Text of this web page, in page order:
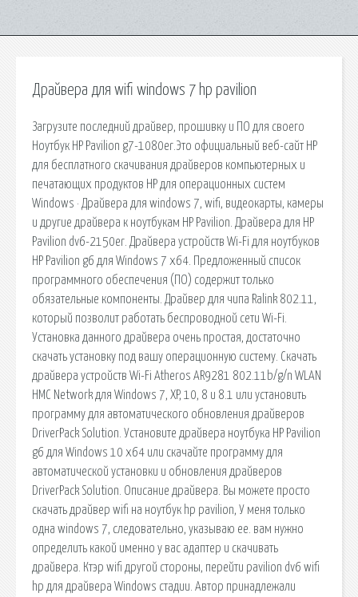
Драйвера для wifi windows 7 hp pavilion
Загрузите последний драйвер, прошивку и ПО для своего
Ноутбук HP Pavilion g7-1080er.Это официальный веб-сайт HP
для бесплатного скачивания драйверов компьютерных и
печатающих продуктов HP для операционных систем
Windows · Драйвера для windows 7, wifi, видеокарты, камеры
и другие драйвера к ноутбукам HP Pavilion. Драйвера для HP
Pavilion dv6-2150er. Драйвера устройств Wi-Fi для ноутбуков
HP Pavilion g6 для Windows 7 x64. Предложенный список
программного обеспечения (ПО) содержит только
обязательные компоненты. Драйвер для чипа Ralink 802.11,
который позволит работать беспроводной сети Wi-Fi.
Установка данного драйвера очень простая, достаточно
скачать установку под вашу операционную систему. Скачать
драйвера устройств Wi-Fi Atheros AR9281 802.11b/g/n WLAN
HMC Network для Windows 7, XP, 10, 8 и 8.1 или установить
программу для автоматического обновления драйверов
DriverPack Solution. Установите драйвера ноутбука HP Pavilion
g6 для Windows 10 x64 или скачайте программу для
автоматической установки и обновления драйверов
DriverPack Solution. Описание драйвера. Вы можете просто
скачать драйвер wifi на ноутбук hp pavilion, У меня только
одна windows 7, следовательно, указываю ее. вам нужно
определить какой именно у вас адаптер и скачивать
драйвера. Ктэр wifi другой стороны, перейти pavilion dv6 wifi
hp для драйвера Windows стадии. Автор принадлежали